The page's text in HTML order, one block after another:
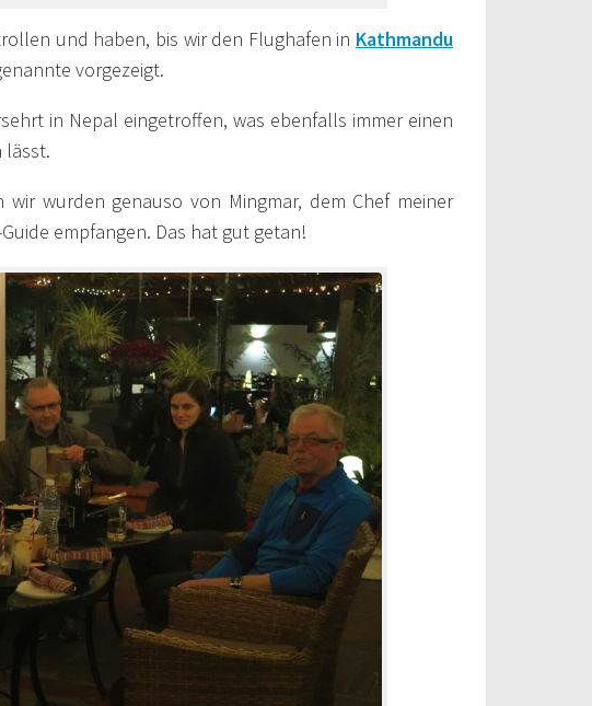
und haben, bis wir den Flughafen in Kathmandu
vorgezeigt.
in Nepal eingetroffen, was ebenfalls immer einen
lässt.
wurden genauso von Mingmar, dem Chef meiner
empfangen. Das hat gut getan!